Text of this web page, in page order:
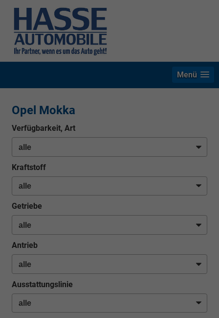
Menü
Opel Mokka
Verfügbarkeit, Art
Kraftstoff
Getriebe
Antrieb
Ausstattungslinie